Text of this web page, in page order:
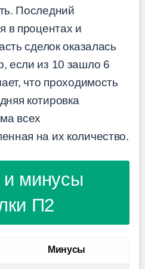
Последний
в процентах и
сделок оказалась
если из 10 зашло 6
что проходимость
котировка
всех
на их количество.
минусы
П2
Минусы